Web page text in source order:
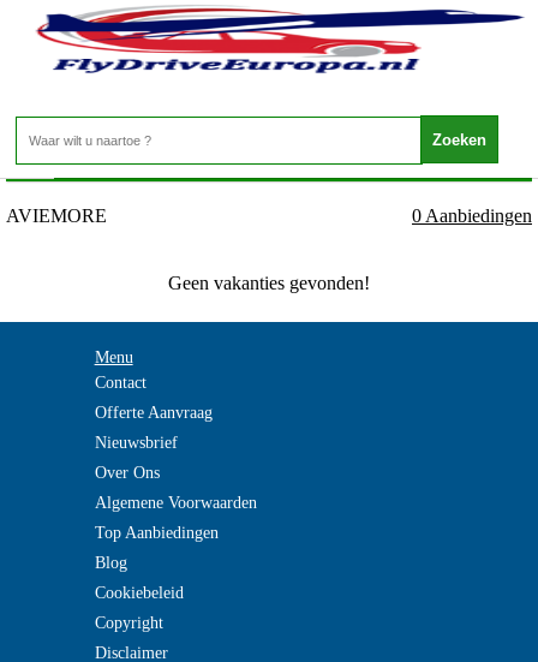
Engeland - SCHOTLAND - AVIEMORE
Home>
AVIEMORE 0 Aanbiedingen
Geen vakanties gevonden!
Menu
Contact
Offerte Aanvraag
Nieuwsbrief
Over Ons
Algemene Voorwaarden
Top Aanbiedingen
Blog
Cookiebeleid
Copyright
Disclaimer